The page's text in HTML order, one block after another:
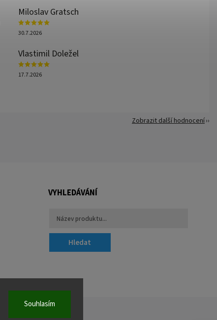
Souhlasím
Miloslav Gratsch
30.7.2026
Vlastimil Doležel
17.7.2026
Zobrazit další hodnocení
VYHLEDÁVÁNÍ
Hledat